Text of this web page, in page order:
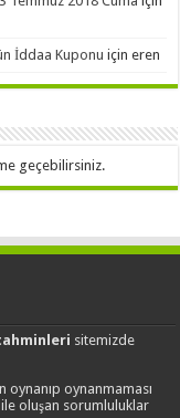
İddaa Kuponu içineren
geçebilirsiniz.
sitemizde
oynanıp oynanmaması
oluşan sorumluluklar